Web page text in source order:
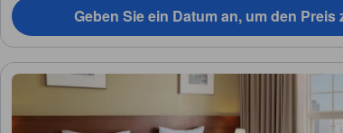
Geben Sie ein Datum an, um den Preis